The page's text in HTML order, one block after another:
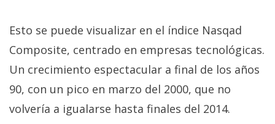
Esto se puede visualizar en el índice Nasqad
Composite, centrado en empresas tecnológicas.
Un crecimiento espectacular a final de los años
90, con un pico en marzo del 2000, que no
volvería a igualarse hasta finales del 2014.